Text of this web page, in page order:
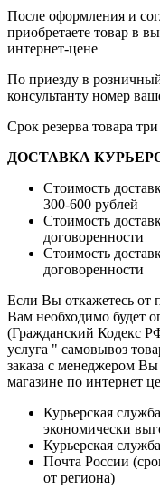
После оформления и
приобретаете товар в
интернет-цене
По приезду в
консультанту номер
Срок резерва товара
ДОСТАВКА
Стоимость
300-600 рублей
Стоимость
договоренности
Стоимость
договоренности
Если Вы откажетесь от
Вам необходимо будет
(Гражданский Кодекс
услуга " самовывоз
заказа с менеджером
магазине по интернет
Курьерская
экономически
Курьерская
Почта России
от региона)